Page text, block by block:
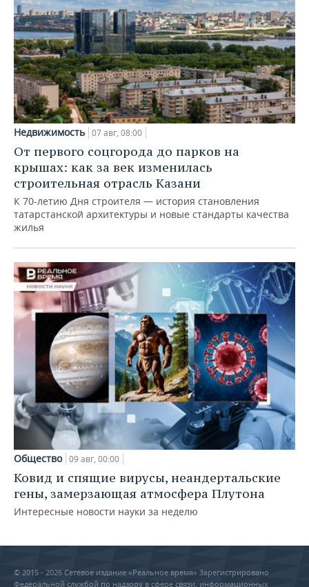
Недвижимость 07 авг, 08:00
От первого соцгорода до парков на
крышах: как за век изменилась
строительная отрасль Казани
К 70-летию Дня строителя — история становления
татарстанской архитектуры и новые стандарты качества
жилья
Общество 09 авг, 00:00
Ковид и спящие вирусы, неандертальские
гены, замерзающая атмосфера Плутона
Интересные новости науки за неделю
© 2015 - 2026 Сетевое издание «Реальное время» Зарегистрировано
Федеральной службой по надзору в сфере связи, информационных